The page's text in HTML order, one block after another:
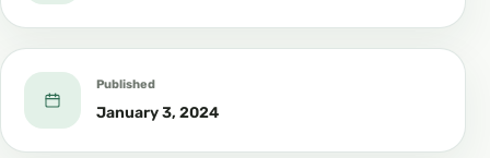
Published
January 3, 2024